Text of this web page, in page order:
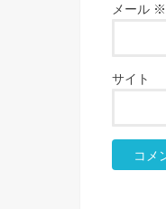
メール ※
サイト